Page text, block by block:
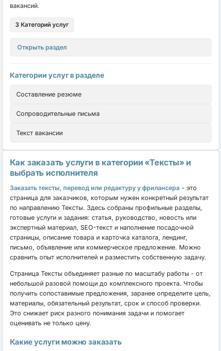
вакансий.
3 Категорий услуг
Открыть раздел
Категории услуг в разделе
Составление резюме
Сопроводительные письма
Текст вакансии
Как заказать услуги в категории «Тексты» и
выбрать исполнителя
Заказать тексты, перевод или редактуру у фрилансера- это
страница для заказчиков, которым нужен конкретный результат
по направлению Тексты. Здесь собраны профильные разделы,
готовые услуги и задания: статья, руководство, новость или
экспертный материал, SEO-текст и наполнение посадочной
страницы, описание товара и карточка каталога, лендинг,
письмо, объявление или коммерческое предложение. Можно
сравнить опыт исполнителей и разместить собственную задачу.
Страница Тексты объединяет разные по масштабу работы - от
небольшой разовой помощи до комплексного проекта. Чтобы
получить сопоставимые предложения, заранее определите цель,
материалы, обязательный результат, срок и способ проверки.
Это снижает риск разного понимания задачи и помогает
оценивать не только цену.
Какие услуги можно заказать